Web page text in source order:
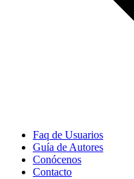
Faq de Usuarios
Guía de Autores
Conócenos
Contacto